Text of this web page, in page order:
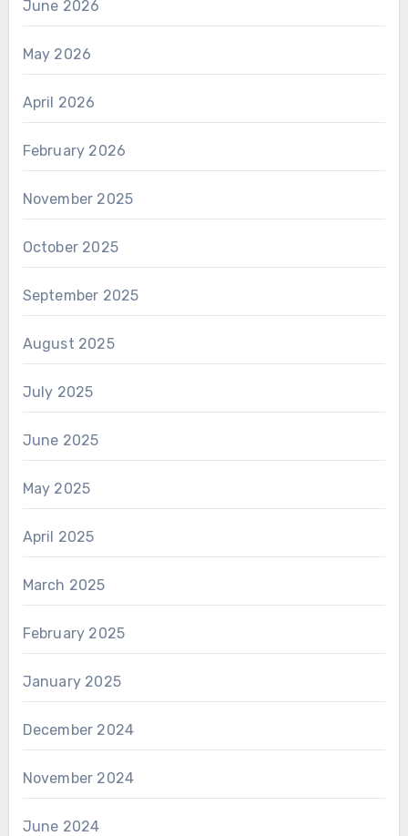
June 2026
May 2026
April 2026
February 2026
November 2025
October 2025
September 2025
August 2025
July 2025
June 2025
May 2025
April 2025
March 2025
February 2025
January 2025
December 2024
November 2024
June 2024